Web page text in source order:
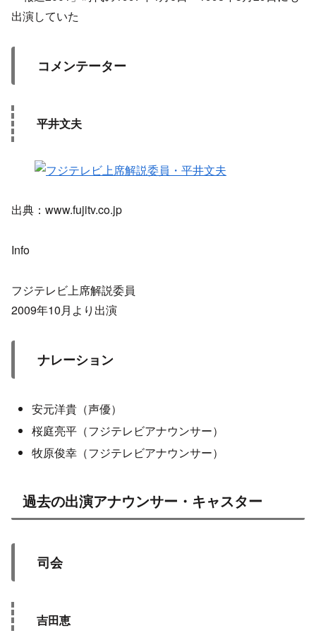
出演していた
コメンテーター
平井文夫
出典：www.fujitv.co.jp
Info
フジテレビ上席解説委員
2009年10月より出演
ナレーション
安元洋貴（声優）
桜庭亮平（フジテレビアナウンサー）
牧原俊幸（フジテレビアナウンサー）
過去の出演アナウンサー・キャスター
司会
吉田恵